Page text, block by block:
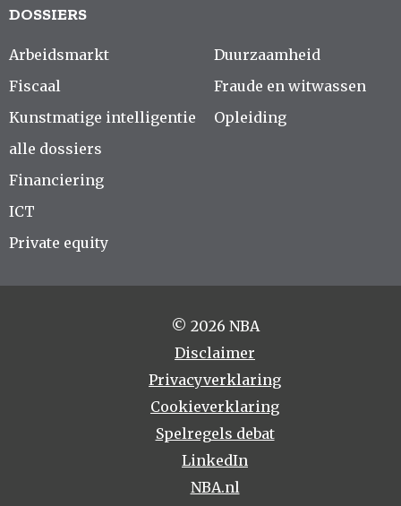
DOSSIERS
Arbeidsmarkt
Fiscaal
Kunstmatige intelligentie
alle dossiers
Duurzaamheid
Fraude en witwassen
Opleiding
Financiering
ICT
Private equity
© 2026 NBA
Disclaimer
Privacyverklaring
Cookieverklaring
Spelregels debat
LinkedIn
NBA.nl